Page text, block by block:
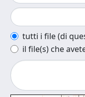
tutti i file (di
il file(s) che